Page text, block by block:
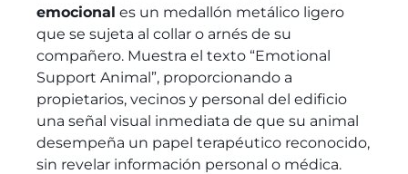
emocional es un medallón metálico ligero
que se sujeta al collar o arnés de su
compañero. Muestra el texto “Emotional
Support Animal”, proporcionando a
propietarios, vecinos y personal del edificio
una señal visual inmediata de que su animal
desempeña un papel terapéutico reconocido,
sin revelar información personal o médica.